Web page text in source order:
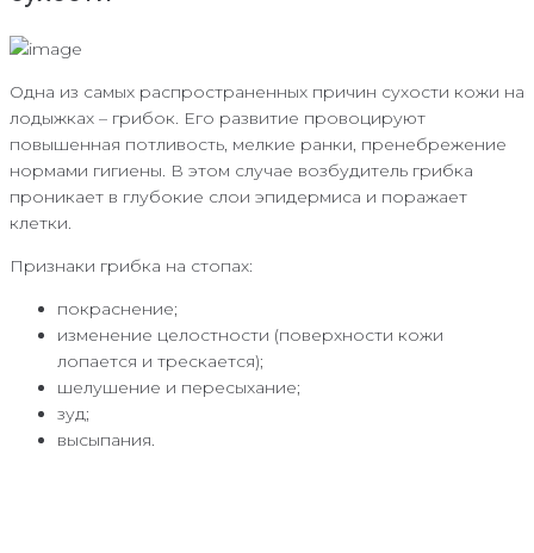
Одна из самых распространенных причин сухости кожи на
лодыжках – грибок. Его развитие провоцируют
повышенная потливость, мелкие ранки, пренебрежение
нормами гигиены. В этом случае возбудитель грибка
проникает в глубокие слои эпидермиса и поражает
клетки.
Признаки грибка на стопах:
покраснение;
изменение целостности (поверхности кожи
лопается и трескается);
шелушение и пересыхание;
зуд;
высыпания.